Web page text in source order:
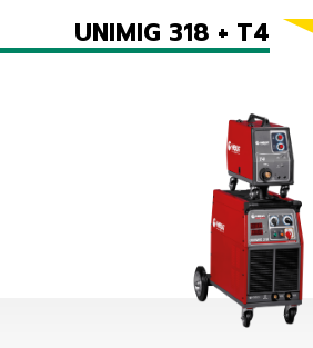
UNIMIG 318 + T4